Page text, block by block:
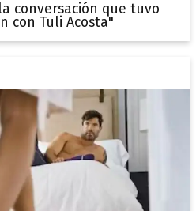
conversación que tuvo
con Tuli Acosta"